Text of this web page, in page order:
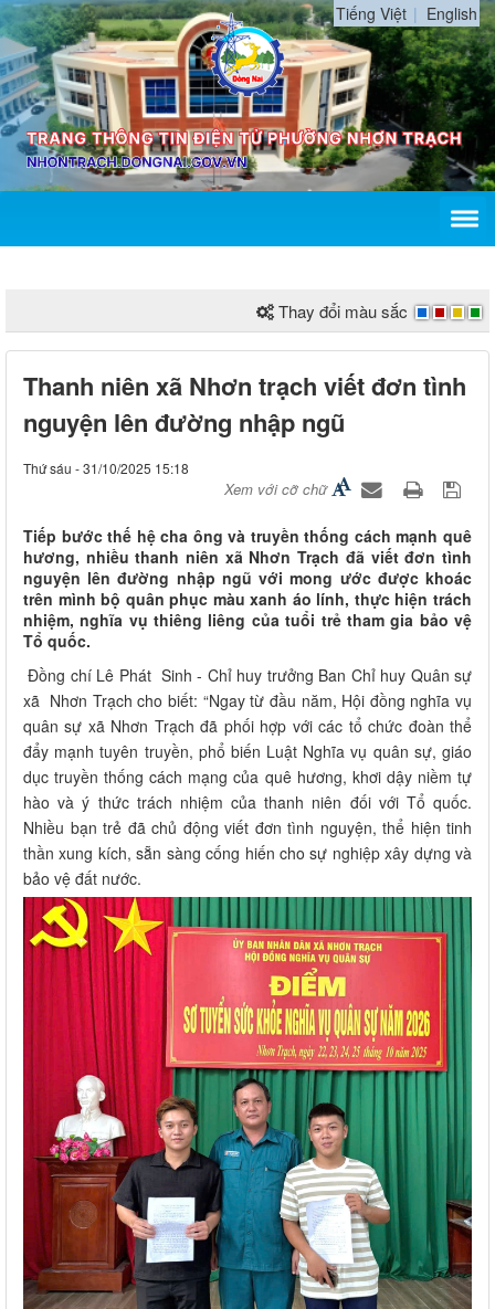
Tiếng Việt English
Thay đổi màu sắc
Thanh niên xã Nhơn trạch viết đơn tình
nguyện lên đường nhập ngũ
Thứ sáu - 31/10/2025 15:18
Xem với cỡ chữ
Tiếp bước thế hệ cha ông và truyền thống cách mạnh quê
hương, nhiều thanh niên xã Nhơn Trạch đã viết đơn tình
nguyện lên đường nhập ngũ với mong ước được khoác
trên mình bộ quân phục màu xanh áo lính, thực hiện trách
nhiệm, nghĩa vụ thiêng liêng của tuổi trẻ tham gia bảo vệ
Tổ quốc.
Đồng chí Lê Phát Sinh - Chỉ huy trưởng Ban Chỉ huy Quân sự
xã Nhơn Trạch cho biết: “Ngay từ đầu năm, Hội đồng nghĩa vụ
quân sự xã Nhơn Trạch đã phối hợp với các tổ chức đoàn thể
đẩy mạnh tuyên truyền, phổ biến Luật Nghĩa vụ quân sự, giáo
dục truyền thống cách mạng của quê hương, khơi dậy niềm tự
hào và ý thức trách nhiệm của thanh niên đối với Tổ quốc.
Nhiều bạn trẻ đã chủ động viết đơn tình nguyện, thể hiện tinh
thần xung kích, sẵn sàng cống hiến cho sự nghiệp xây dựng và
bảo vệ đất nước.